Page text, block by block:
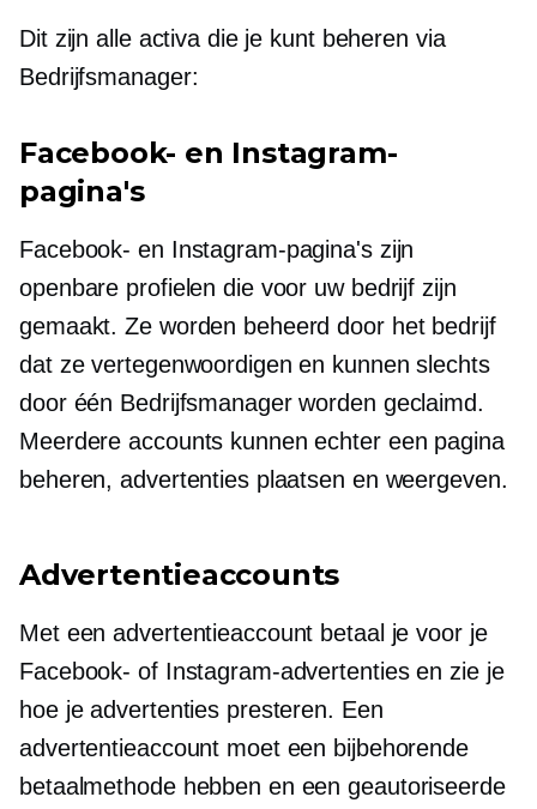
Dit zijn alle activa die je kunt beheren via
Bedrijfsmanager:
Facebook- en Instagram-
pagina's
Facebook- en Instagram-pagina's zijn
openbare profielen die voor uw bedrijf zijn
gemaakt. Ze worden beheerd door het bedrijf
dat ze vertegenwoordigen en kunnen slechts
door één Bedrijfsmanager worden geclaimd.
Meerdere accounts kunnen echter een pagina
beheren, advertenties plaatsen en weergeven.
Advertentieaccounts
Met een advertentieaccount betaal je voor je
Facebook- of Instagram-advertenties en zie je
hoe je advertenties presteren. Een
advertentieaccount moet een bijbehorende
betaalmethode hebben en een geautoriseerde